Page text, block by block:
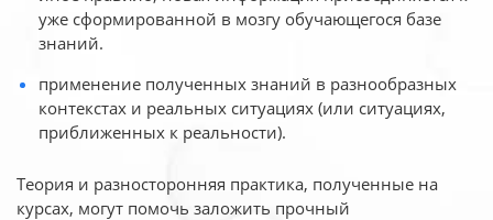
уже сформированной в мозгу обучающегося базе
знаний.
применение полученных знаний в разнообразных
контекстах и реальных ситуациях (или ситуациях,
приближенных к реальности).
Теория и разносторонняя практика, полученные на
курсах, могут помочь заложить прочный